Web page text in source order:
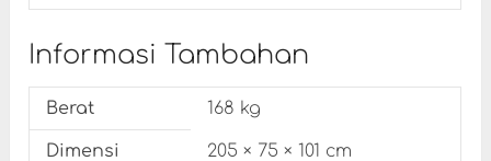
Informasi Tambahan
Berat 168 kg
Dimensi 205 × 75 × 101 cm